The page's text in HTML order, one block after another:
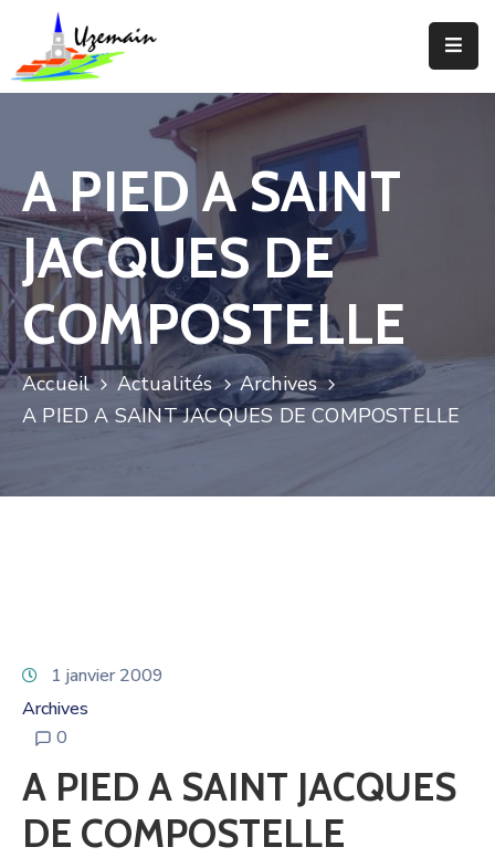
Actualités
Votre
Commune
Votre
Mairie
Services
Locale
A PIED A SAINT
JACQUES DE
COMPOSTELLE
Accueil Actualités
Archives
A PIED A SAINT JACQUES DE COMPOSTELLE
1 janvier 2009
Archives
0
A PIED A SAINT JACQUES
DE COMPOSTELLE